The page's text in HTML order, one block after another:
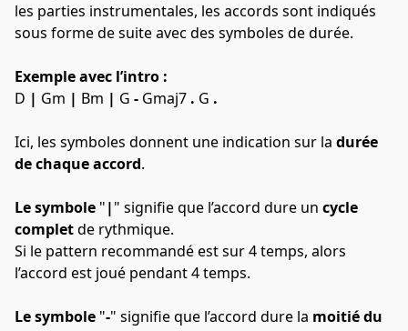
les parties instrumentales, les accords sont indiqués
sous forme de suite avec des symboles de durée.
Exemple avec l’intro :
D | Gm | Bm | G - Gmaj7 . G .
Ici, les symboles donnent une indication sur la durée
de chaque accord.
Le symbole "|" signifie que l’accord dure un cycle
complet de rythmique.
Si le pattern recommandé est sur 4 temps, alors
l’accord est joué pendant 4 temps.
Le symbole "-" signifie que l’accord dure la moitié du